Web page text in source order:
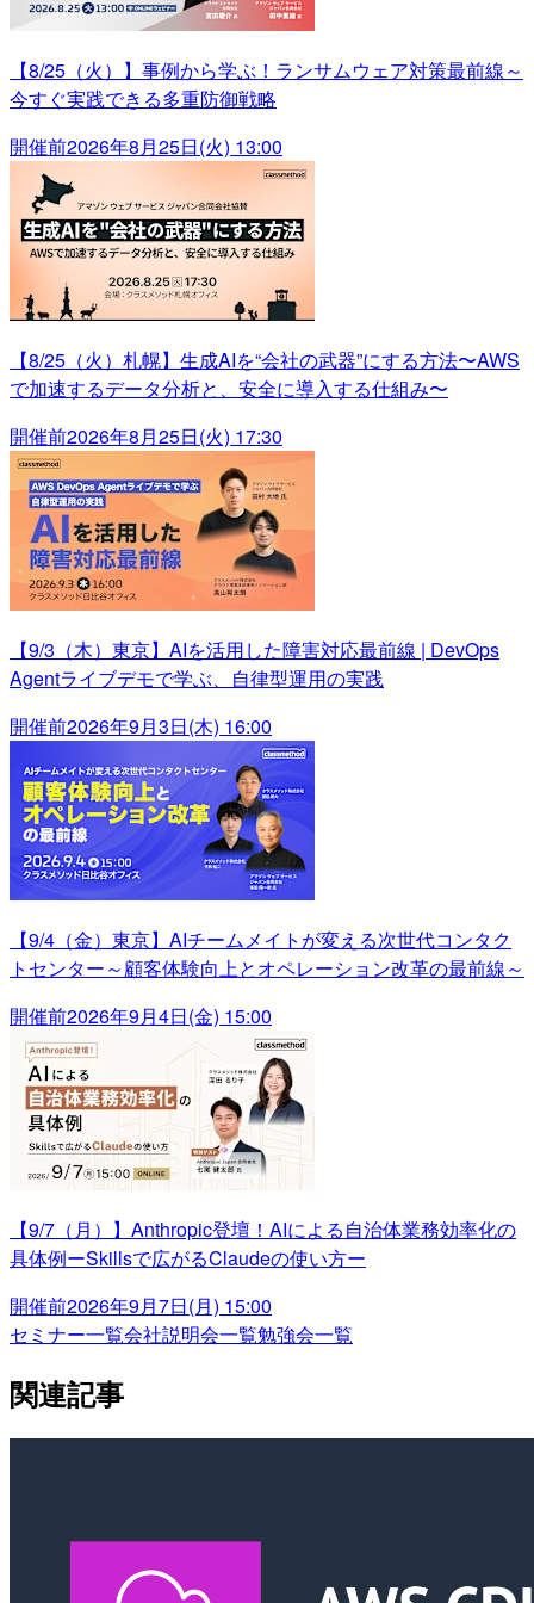
【8/25（火）】事例から学ぶ！ランサムウェア対策最前線～
今すぐ実践できる多重防御戦略
開催前2026年8月25日(火) 13:00
【8/25（火）札幌】生成AIを“会社の武器”にする方法〜AWS
で加速するデータ分析と、安全に導入する仕組み〜
開催前2026年8月25日(火) 17:30
【9/3（木）東京】AIを活用した障害対応最前線 | DevOps
Agentライブデモで学ぶ、自律型運用の実践
開催前2026年9月3日(木) 16:00
【9/4（金）東京】AIチームメイトが変える次世代コンタク
トセンター～顧客体験向上とオペレーション改革の最前線～
開催前2026年9月4日(金) 15:00
【9/7（月）】Anthropic登壇！AIによる自治体業務効率化の
具体例ーSkillsで広がるClaudeの使い方ー
開催前2026年9月7日(月) 15:00
セミナー一覧会社説明会一覧勉強会一覧
関連記事